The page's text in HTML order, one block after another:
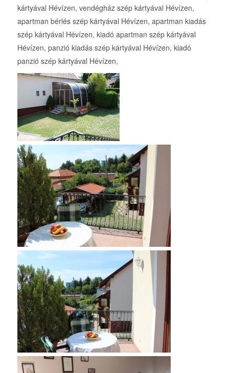
kártyával Hévízen, vendégház szép kártyával Hévízen,
apartman bérlés szép kártyával Hévízen, apartman kiadás
szép kártyával Hévízen, kiadó apartman szép kártyával
Hévízen, panzió kiadás szép kártyával Hévízen, kiadó
panzió szép kártyával Hévízen,